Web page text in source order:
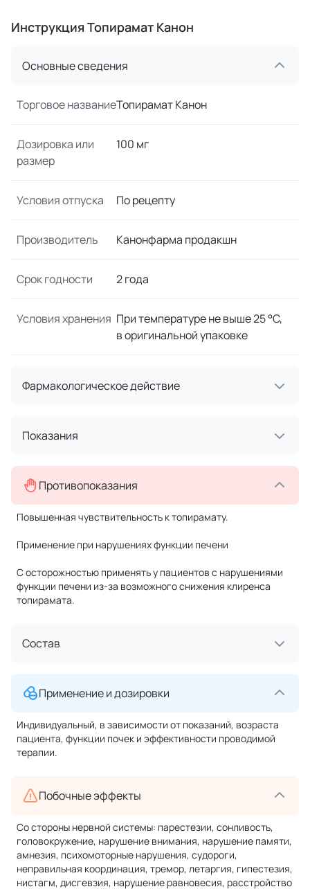
Инструкция Топирамат Канон
Основные сведения
Торговое названиеТопирамат Канон
Дозировка или
размер
100 мг
Условия отпуска По рецепту
Производитель Канонфарма продакшн
Срок годности 2 года
Условия хранения При температуре не выше 25 °C,
в оригинальной упаковке
Фармакологическое действие
Показания
Противопоказания
Повышенная чувствительность к топирамату.
Применение при нарушениях функции печени
С осторожностью применять у пациентов с нарушениями
функции печени из-за возможного снижения клиренса
топирамата.
Состав
Применение и дозировки
Индивидуальный, в зависимости от показаний, возраста
пациента, функции почек и эффективности проводимой
терапии.
Побочные эффекты
Со стороны нервной системы: парестезии, сонливость,
головокружение, нарушение внимания, нарушение памяти,
амнезия, психомоторные нарушения, судороги,
неправильная координация, тремор, летаргия, гипестезия,
нистагм, дисгевзия, нарушение равновесия, расстройство